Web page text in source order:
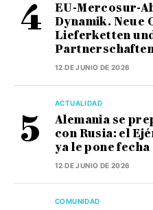
EU-Mercosur-
Dynamik. Neue
Lieferketten
12 DE JUNIO DE 2026
ACTUALIDAD
Alemania se
con Rusia: el
ya le pone
12 DE JUNIO DE 2026
COMUNIDAD